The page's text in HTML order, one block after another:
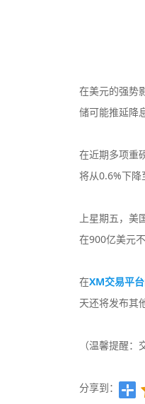
在美元的强势
储可能推延降
在近期多项重
将从0.6%下降
上星期五，
在900亿美元
在XM交易平台
天还将发布其
（温馨提醒
分享到：